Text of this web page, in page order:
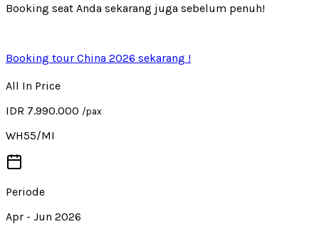
Booking seat Anda sekarang juga sebelum penuh!
Booking tour China 2026 sekarang !
All In Price
IDR 7.990.000 /pax
WH55/MI
Periode
Apr - Jun 2026